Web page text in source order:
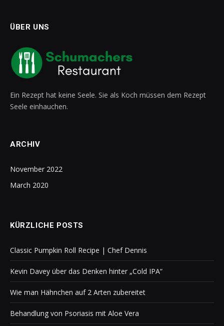
ÜBER UNS
Ein Rezept hat keine Seele. Sie als Koch müssen dem Rezept
Seele einhauchen.
ARCHIV
November 2022
March 2020
KÜRZLICHE POSTS
Classic Pumpkin Roll Recipe | Chef Dennis
Kevin Davey über das Denken hinter „Cold IPA“
Wie man Hähnchen auf 2 Arten zubereitet
Behandlung von Psoriasis mit Aloe Vera